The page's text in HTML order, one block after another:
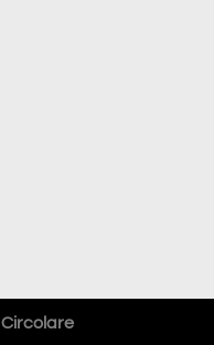
Circolare